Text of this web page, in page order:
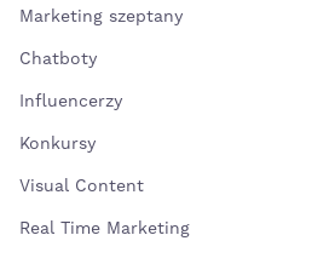
Marketing szeptany
Chatboty
Influencerzy
Konkursy
Visual Content
Real Time Marketing